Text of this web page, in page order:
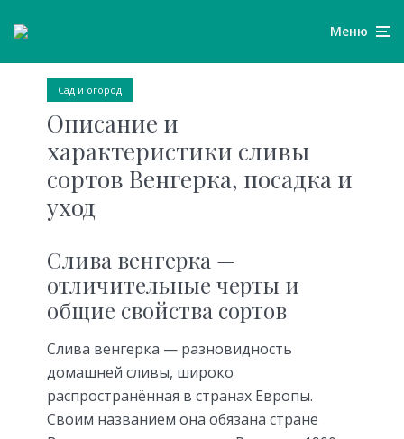
Меню
Сад и огород
Описание и
характеристики сливы
сортов Венгерка, посадка и
уход
Слива венгерка —
отличительные черты и
общие свойства сортов
Слива венгерка — разновидность
домашней сливы, широко
распространённая в странах Европы.
Своим названием она обязана стране